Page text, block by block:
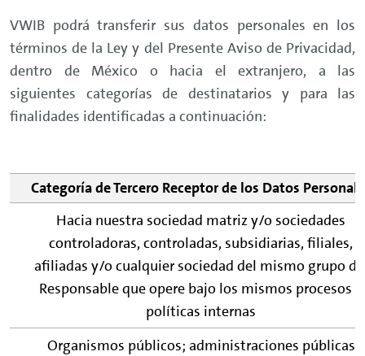
VWIB podrá transferir sus datos personales en los
términos de la Ley y del Presente Aviso de Privacidad,
dentro de México o hacia el extranjero, a las
siguientes categorías de destinatarios y para las
finalidades identificadas a continuación:
Categoría de Tercero Receptor de los Datos
Hacia nuestra sociedad matriz y/o sociedades
controladoras, controladas, subsidiarias, filiales,
afiliadas y/o cualquier sociedad del mismo grupo
Responsable que opere bajo los mismos procesos y
políticas internas
Organismos públicos; administraciones públicas